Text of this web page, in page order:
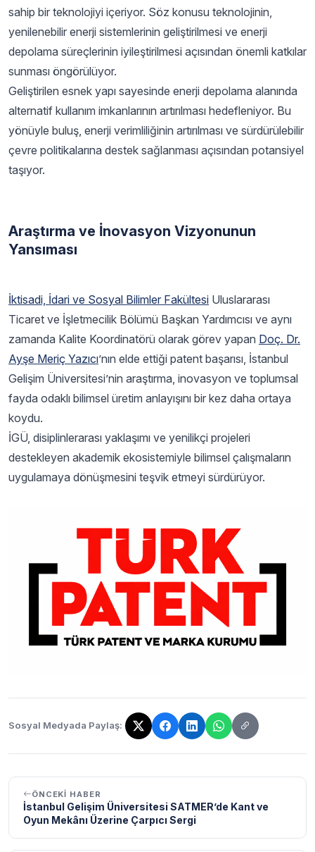
sahip bir teknolojiyi içeriyor. Söz konusu teknolojinin,
yenilenebilir enerji sistemlerinin geliştirilmesi ve enerji
depolama süreçlerinin iyileştirilmesi açısından önemli katkılar
sunması öngörülüyor.
Geliştirilen esnek yapı sayesinde enerji depolama alanında
alternatif kullanım imkanlarının artırılması hedefleniyor. Bu
yönüyle buluş, enerji verimliliğinin artırılması ve sürdürülebilir
çevre politikalarına destek sağlanması açısından potansiyel
taşıyor.
Araştırma ve İnovasyon Vizyonunun
Yansıması
İktisadi, İdari ve Sosyal Bilimler Fakültesi Uluslararası
Ticaret ve İşletmecilik Bölümü Başkan Yardımcısı ve aynı
zamanda Kalite Koordinatörü olarak görev yapan Doç. Dr.
Ayşe Meriç Yazıcı’nın elde ettiği patent başarısı, İstanbul
Gelişim Üniversitesi’nin araştırma, inovasyon ve toplumsal
fayda odaklı bilimsel üretim anlayışını bir kez daha ortaya
koydu.
İGÜ, disiplinlerarası yaklaşımı ve yenilikçi projeleri
destekleyen akademik ekosistemiyle bilimsel çalışmaların
uygulamaya dönüşmesini teşvik etmeyi sürdürüyor.
Sosyal Medyada Paylaş:
Bağlantı kopyalandı!
ÖNCEKI HABER
İstanbul Gelişim Üniversitesi SATMER’de Kant ve
Oyun Mekânı Üzerine Çarpıcı Sergi